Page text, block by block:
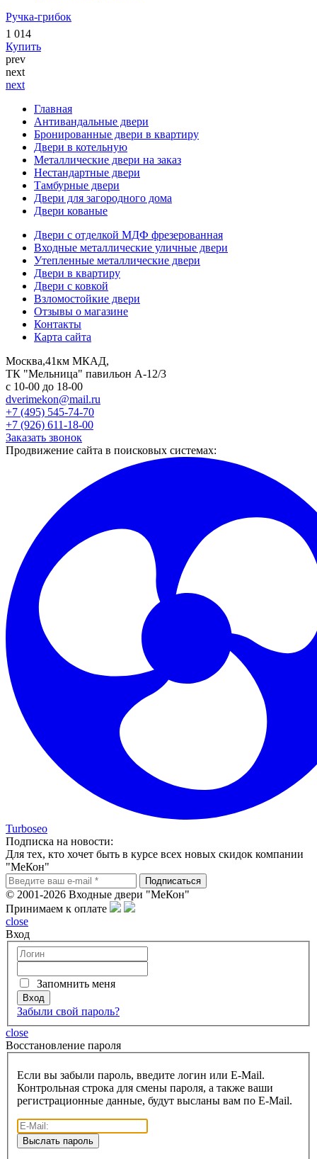
Ручка-грибок
1 014
Купить
prev
next
next
Главная
Антивандальные двери
Бронированные двери в квартиру
Двери в котельную
Металлические двери на заказ
Нестандартные двери
Тамбурные двери
Двери для загородного дома
Двери кованые
Двери с отделкой МДФ фрезерованная
Входные металлические уличные двери
Утепленные металлические двери
Двери в квартиру
Двери с ковкой
Взломостойкие двери
Отзывы о магазине
Контакты
Карта сайта
Москва,41км МКАД,
ТК "Мельница" павильон А-12/3
с 10-00 до 18-00
dverimekon@mail.ru
+7 (495) 545-74-70
+7 (926) 611-18-00
Заказать звонок
Продвижение сайта в поисковых системах:
Turboseo
Подписка на новости:
Для тех, кто хочет быть в курсе всех новых скидок компании
"МеКон"
© 2001-2026 Входные двери "МеКон"
Принимаем к оплате
close
Вход
Запомнить меня
Забыли свой пароль?
close
Восcтановление пароля
Если вы забыли пароль, введите логин или E-Mail.
Контрольная строка для смены пароля, а также ваши
регистрационные данные, будут высланы вам по E-Mail.